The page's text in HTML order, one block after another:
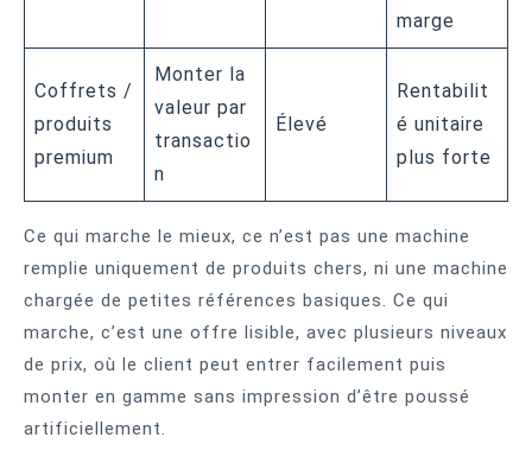
marge
Coffrets /
produits
premium
Monter la
valeur par
transactio
n
Élevé
Rentabilit
é unitaire
plus forte
Ce qui marche le mieux, ce n’est pas une machine
remplie uniquement de produits chers, ni une machine
chargée de petites références basiques. Ce qui
marche, c’est une offre lisible, avec plusieurs niveaux
de prix, où le client peut entrer facilement puis
monter en gamme sans impression d’être poussé
artificiellement.